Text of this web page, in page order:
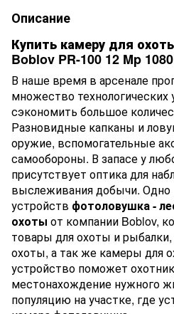
Описание
Купить камеру для
Boblov PR-100 12 Mp
В наше время в арсенале
множество
сэкономить большое
Разновидные капканы и
оружие, вспомогательные
самообороны. В запасе у
присутствует оптика для
выслеживания добычи. Одно
устройств фотоловушка -
охоты от компании Boblov,
товары для охоты и
охоты, а так же камеры для
устройство поможет
местонахождение нужного
популяцию на участке, где